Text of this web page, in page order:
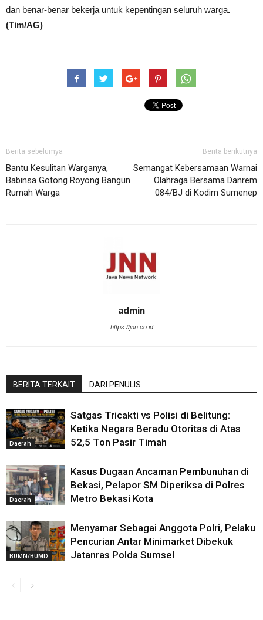
dan benar-benar bekerja untuk kepentingan seluruh warga.
(Tim/AG)
Berita sebelumya
Bantu Kesulitan Warganya,
Babinsa Gotong Royong Bangun
Rumah Warga
Berita berikutnya
Semangat Kebersamaan Warnai
Olahraga Bersama Danrem
084/BJ di Kodim Sumenep
admin
https://jnn.co.id
BERITA TERKAIT DARI PENULIS
Daerah
Satgas Tricakti vs Polisi di Belitung:
Ketika Negara Beradu Otoritas di Atas
52,5 Ton Pasir Timah
Daerah
Kasus Dugaan Ancaman Pembunuhan di
Bekasi, Pelapor SM Diperiksa di Polres
Metro Bekasi Kota
BUMN/BUMD
Menyamar Sebagai Anggota Polri, Pelaku
Pencurian Antar Minimarket Dibekuk
Jatanras Polda Sumsel